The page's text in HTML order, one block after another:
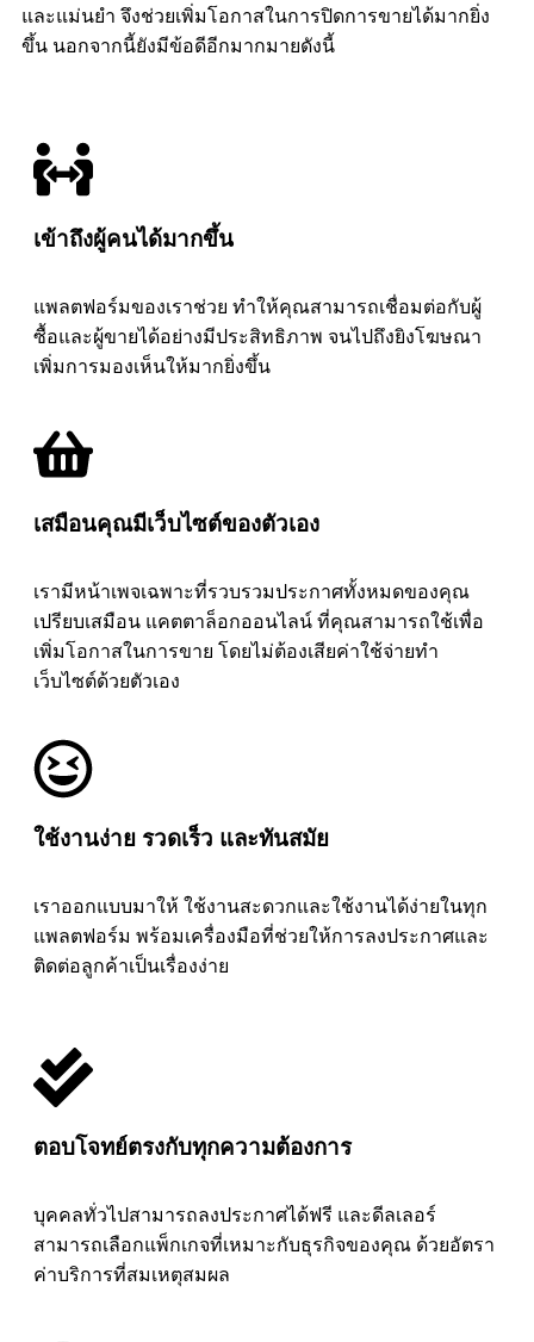
และแม่นยำ จึงช่วยเพิ่มโอกาสในการปิดการขายได้มากยิ่ง
ขึ้น นอกจากนี้ยังมีข้อดีอีกมากมายดังนี้
เข้าถึงผู้คนได้มากขึ้น
แพลตฟอร์มของเราช่วย ทำให้คุณสามารถเชื่อมต่อกับผู้
ซื้อและผู้ขายได้อย่างมีประสิทธิภาพ จนไปถึงยิงโฆษณา
เพิ่มการมองเห็นให้มากยิ่งขึ้น
เสมือนคุณมีเว็บไซต์ของตัวเอง
เรามีหน้าเพจเฉพาะที่รวบรวมประกาศทั้งหมดของคุณ
เปรียบเสมือน แคตตาล็อกออนไลน์ ที่คุณสามารถใช้เพื่อ
เพิ่มโอกาสในการขาย โดยไม่ต้องเสียค่าใช้จ่ายทำ
เว็บไซต์ด้วยตัวเอง
ใช้งานง่าย รวดเร็ว และทันสมัย
เราออกแบบมาให้ ใช้งานสะดวกและใช้งานได้ง่ายในทุก
แพลตฟอร์ม พร้อมเครื่องมือที่ช่วยให้การลงประกาศและ
ติดต่อลูกค้าเป็นเรื่องง่าย
ตอบโจทย์ตรงกับทุกความต้องการ
บุคคลทั่วไปสามารถลงประกาศได้ฟรี และดีลเลอร์
สามารถเลือกแพ็กเกจที่เหมาะกับธุรกิจของคุณ ด้วยอัตรา
ค่าบริการที่สมเหตุสมผล